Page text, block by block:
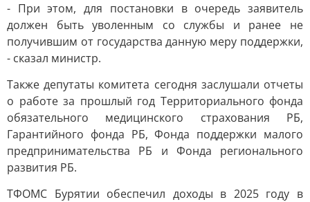
- При этом, для постановки в очередь заявитель
должен быть уволенным со службы и ранее не
получившим от государства данную меру поддержки,
- сказал министр.
Также депутаты комитета сегодня заслушали отчеты
о работе за прошлый год Территориального фонда
обязательного медицинского страхования РБ,
Гарантийного фонда РБ, Фонда поддержки малого
предпринимательства РБ и Фонда регионального
развития РБ.
ТФОМС Бурятии обеспечил доходы в 2025 году в